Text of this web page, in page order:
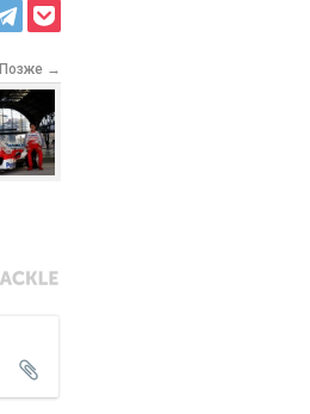
Позже →